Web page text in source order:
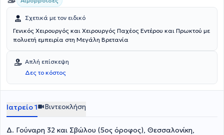
Σχετικά με τον ειδικό
Γενικός Χειρουργός και Χειρουργός Παχέος Εντέρου και Πρωκτού με
πολυετή εμπειρία στη Μεγάλη Βρετανία
Απλή επίσκεψη
Δες το κόστος
Ιατρείο 1 Βιντεοκλήση
Δ. Γούναρη 32 και Σβώλου (5ος όροφος), Θεσσαλονίκη,